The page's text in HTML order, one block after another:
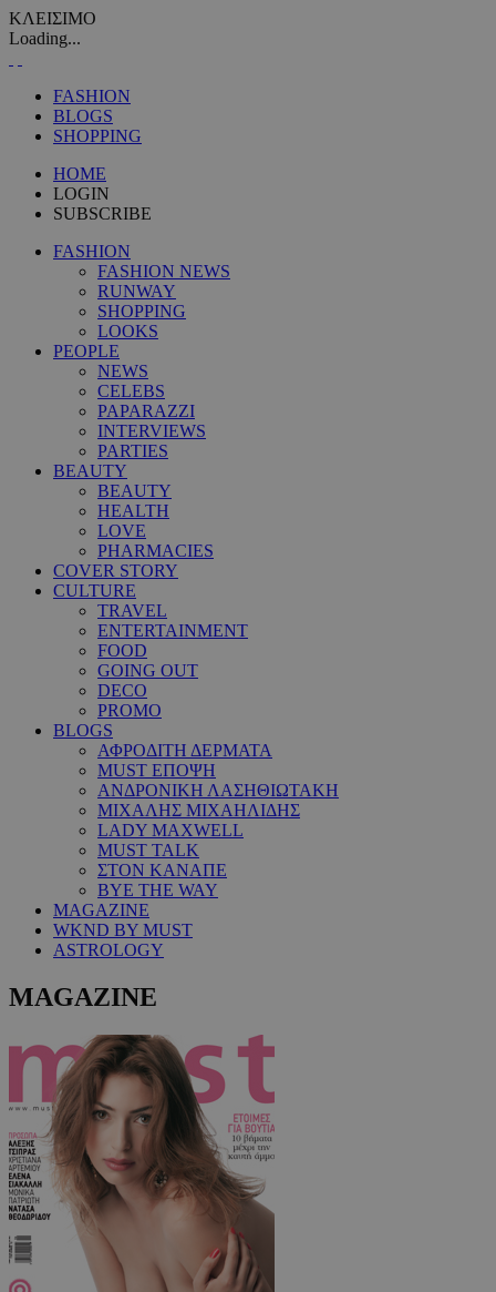
ΚΛΕΙΣΙΜΟ
Loading...
FASHION
BLOGS
SHOPPING
HOME
LOGIN
SUBSCRIBE
FASHION
FASHION NEWS
RUNWAY
SHOPPING
LOOKS
PEOPLE
NEWS
CELEBS
PAPARAZZI
INTERVIEWS
PARTIES
BEAUTY
BEAUTY
HEALTH
LOVE
PHARMACIES
COVER STORY
CULTURE
TRAVEL
ENTERTAINMENT
FOOD
GOING OUT
DECO
PROMO
BLOGS
ΑΦΡΟΔΙΤΗ ΔΕΡΜΑΤΑ
MUST ΕΠΟΨΗ
ΑΝΔΡΟΝΙΚΗ ΛΑΣΗΘΙΩΤΑΚΗ
ΜΙΧΑΛΗΣ ΜΙΧΑΗΛΙΔΗΣ
LADY MAXWELL
MUST TALK
ΣΤΟΝ ΚΑΝΑΠΕ
BYE THE WAY
MAGAZINE
WKND BY MUST
ASTROLOGY
MAGAZINE